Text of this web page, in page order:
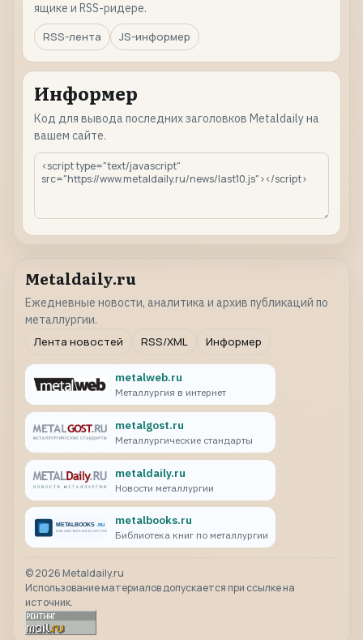
ящике и RSS-ридере.
RSS-лента
JS-информер
Информер
Код для вывода последних заголовков Metaldaily на
вашем сайте.
Metaldaily.ru
Ежедневные новости, аналитика и архив публикаций по
металлургии.
Лента новостей
RSS/XML Информер
metalweb.ru
Металлургия в интернет
metalgost.ru
Металлургические стандарты
metaldaily.ru
Новости металлургии
metalbooks.ru
Библиотека книг по металлургии
©2026 Metaldaily.ru
Использование материалов допускается при ссылке на
источник.